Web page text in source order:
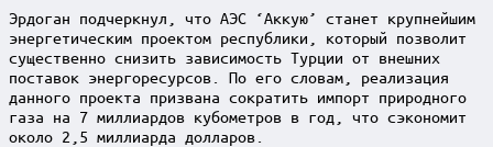
Эрдоган подчеркнул, что АЭС ‘Аккую’ станет крупнейшим
энергетическим проектом республики, который позволит
существенно снизить зависимость Турции от внешних
поставок энергоресурсов. По его словам, реализация
данного проекта призвана сократить импорт природного
газа на 7 миллиардов кубометров в год, что сэкономит
около 2,5 миллиарда долларов.